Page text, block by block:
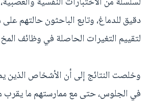
دقيق للدماغ، وتابع الباحثون حالتهم
لتقييم التغيرات الحاصلة في وظائف
وخلصت النتائج إلى أن الأشخاص الذين